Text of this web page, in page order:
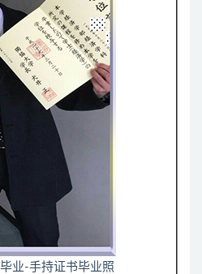
业-手持证书毕业照